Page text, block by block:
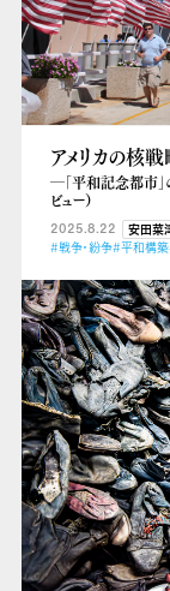
アメリカの核
―「平和記念都市」
ビュー）
2025.8.22 安田菜
#戦争・紛争#平和構築